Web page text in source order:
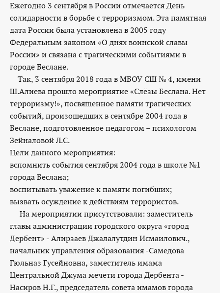
Ежегодно 3 сентября в России отмечается День
солидарности в борьбе с терроризмом. Эта памятная
дата России была установлена в 2005 году
Федеральным законом «О днях воинской славы
России» и связана с трагическими событиями в
городе Беслане.
Так, 3 сентября 2018 года в МБОУ СШ № 4, имени
Ш.Алиева прошло мероприятие «Слёзы Беслана. Нет
терроризму!», посвященное памяти трагических
событий, произошедших в сентябре 2004 года в
Беслане, подготовленное педагогом – психологом
Зейналовой Л.С.
Цели данного мероприятия:
вспомнить события сентября 2004 года в школе №1
города Беслана;
воспитывать уважение к памяти погибших;
вызвать осуждение к действиям террористов.
На мероприятии присутствовали: заместитель
главы администрации городского округа «город
Дербент» - Алирзаев Джалалутдин Исмаилович.,
начальник управления образования -Самедова
Гюльназ Гусейновна, заместитель имама
Центральной Джума мечети города Дербента -
Насиров Н.Г., председатель совета имамов города